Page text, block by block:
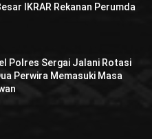
IKRAR Rekanan Perumda
Polres Sergai Jalani Rotasi
Perwira Memasuki Masa